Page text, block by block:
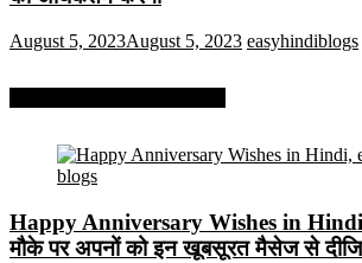
August 5, 2023August 5, 2023 easyhindiblogs
Happy Anniversary Wishes in Hindi |
मौके पर अपनों को इन खूबसूरत मैसेज से